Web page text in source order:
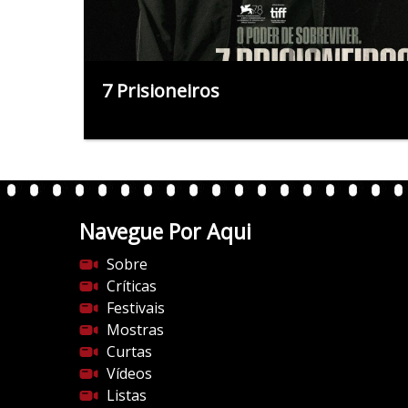
7 Prisioneiros
Navegue Por Aqui
Sobre
Críticas
Festivais
Mostras
Curtas
Vídeos
Listas